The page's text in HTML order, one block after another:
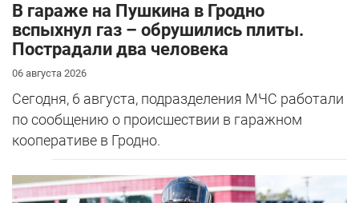
В гараже на Пушкина в Гродно
вспыхнул газ – обрушились плиты.
Пострадали два человека
06 августа 2026
Сегодня, 6 августа, подразделения МЧС работали
по сообщению о происшествии в гаражном
кооперативе в Гродно.